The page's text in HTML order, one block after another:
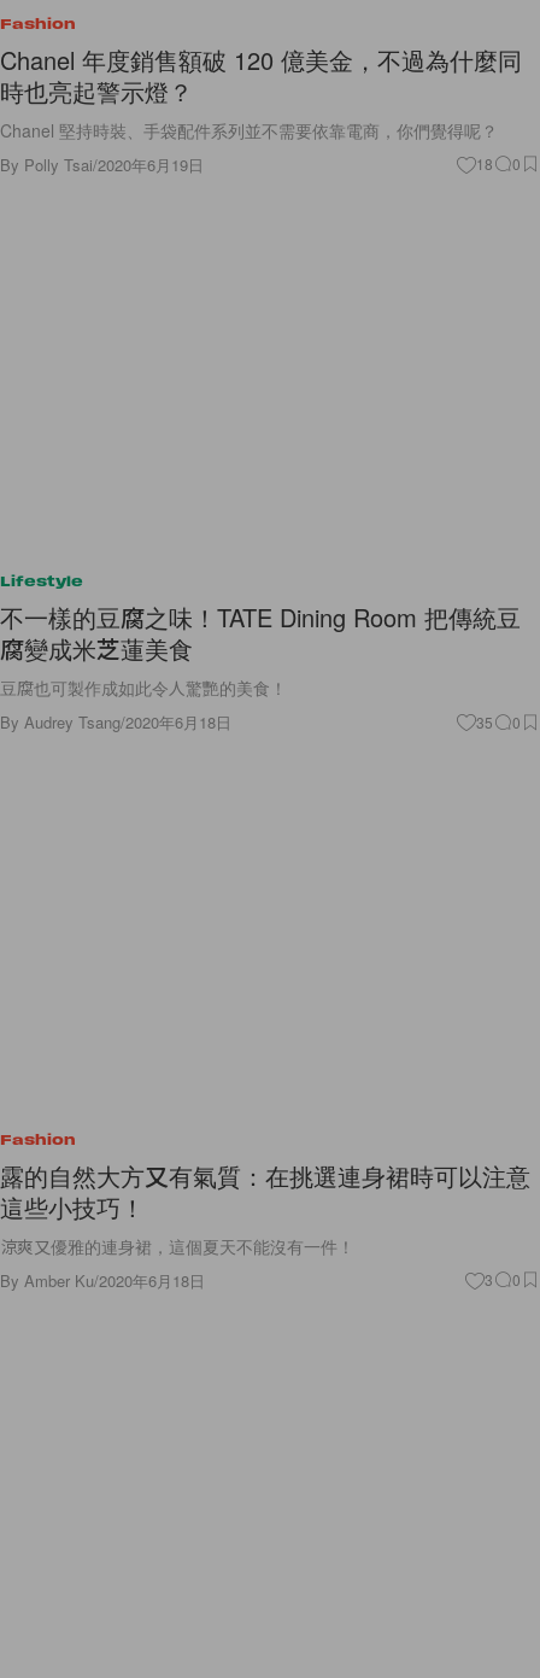
Fashion
Chanel 年度銷售額破 120 億美金，不過為什麼同
時也亮起警示燈？
Chanel 堅持時裝、手袋配件系列並不需要依靠電商，你們覺得呢？
By Polly Tsai/2020年6月19日 18 0
Lifestyle
不一樣的豆腐之味！TATE Dining Room 把傳統豆
腐變成米芝蓮美食
豆腐也可製作成如此令人驚艷的美食！
By Audrey Tsang/2020年6月18日 35 0
Fashion
露的自然大方又有氣質：在挑選連身裙時可以注意
這些小技巧！
涼爽又優雅的連身裙，這個夏天不能沒有一件！
By Amber Ku/2020年6月18日 3 0